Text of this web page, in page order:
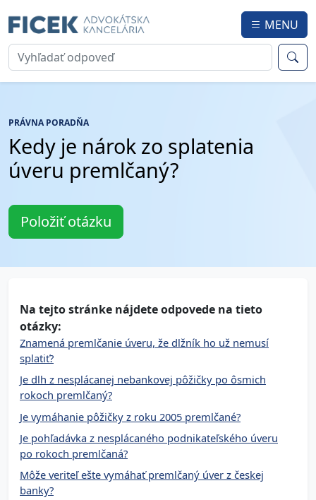
MENU
PRÁVNA PORADŇA
Kedy je nárok zo splatenia
úveru premlčaný?
Položiť otázku
Na tejto stránke nájdete odpovede na tieto
otázky:
Znamená premlčanie úveru, že dlžník ho už nemusí
splatiť?
Je dlh z nesplácanej nebankovej pôžičky po ôsmich
rokoch premlčaný?
Je vymáhanie pôžičky z roku 2005 premlčané?
Je pohľadávka z nesplácaného podnikateľského úveru
po rokoch premlčaná?
Môže veriteľ ešte vymáhať premlčaný úver z českej
banky?